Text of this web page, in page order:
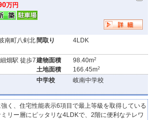
万円
南町八剣北 間取り 4LDK
畑駅 徒歩7建物面積
土地面積
98.40m2
166.45m2
中学校 岐南中学校
く、住宅性能表示6項目で最上等級を取得している
リー層にピッタリな4LDKで、2階に便利なテレワ